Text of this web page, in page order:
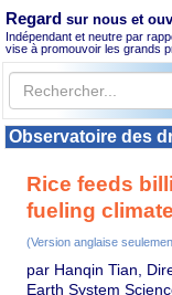
Regard sur nous et
Indépendant et neutre par
vise à promouvoir les grands
Observatoire des
Rice feeds
fueling
(Version anglaise
par Hanqin Tian,
Earth System